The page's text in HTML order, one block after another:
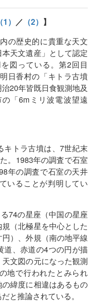
（1） ／ （2） 】
の歴史的に貴重な天文
天文遺産」として認定
図っている。第2回目
日香村の「キトラ古墳
20年皆既日食観測地及
「6mミリ波電波望遠
キトラ古墳は、7世紀末
。1983年の調査で石室
年の調査で石室の天井
いることが判明してい
74の星座（中国の星座
（北極星を中心とした
）、外規（南の地平線
道、赤道の4つの円が描
文図の元になった観測
地で行われたとみられ
緯度に相違はあるもの
と推論されている。